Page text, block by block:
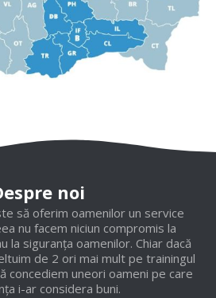
noi
să oferim oamenilor un service
nu facem niciun compromis la
la siguranța oamenilor. Chiar dacă
de 2 ori mai mult pe trainingul
concediem uneori oameni pe care
i-ar considera buni.